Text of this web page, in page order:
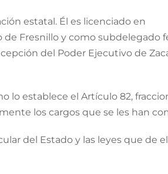
estatal. Él es licenciado en
Fresnillo y como subdelegado
del Poder Ejecutivo de
lo establece el Artículo 82,
los cargos que se les han
del Estado y las leyes que de